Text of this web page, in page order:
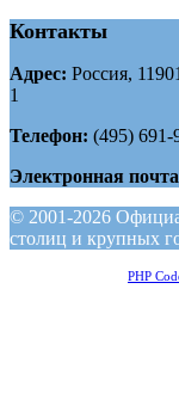
Контакты
Адрес: Россия,
1
Телефон: (495) 691-
Электронная
© 2001-2026
столиц и крупных
PHP